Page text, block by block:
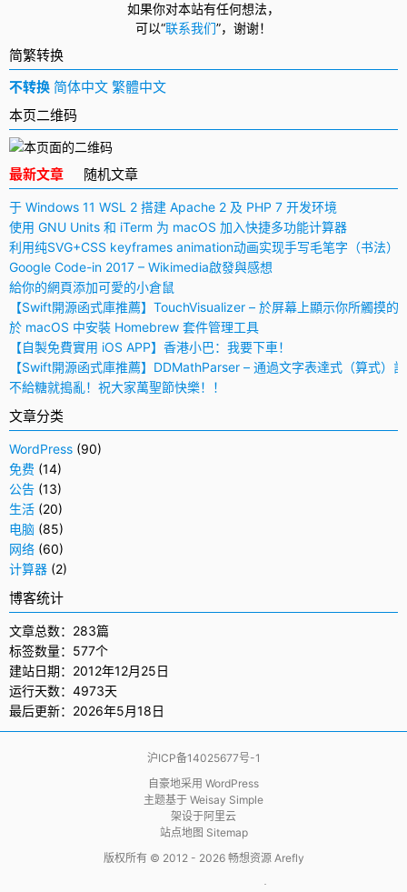
如果你对本站有任何想法，
可以“联系我们”， 谢谢！
简繁转换
不转换 简体中文 繁體中文
本页二维码
最新文章 随机文章
于 Windows 11 WSL 2 搭建 Apache 2 及 PHP 7 开发环境
使用 GNU Units 和 iTerm 为 macOS 加入快捷多功能计算器
利用纯SVG+CSS keyframes animation动画实现手写毛笔字（书法）
Google Code-in 2017 – Wikimedia啟發與感想
給你的網頁添加可愛的小倉鼠
【Swift開源函式庫推薦】TouchVisualizer – 於屏幕上顯示你所觸摸的
於 macOS 中安裝 Homebrew 套件管理工具
【自製免費實用 iOS APP】香港小巴：我要下車！
【Swift開源函式庫推薦】DDMathParser – 通過文字表達式（算式）
不給糖就搗亂！祝大家萬聖節快樂！！
文章分类
WordPress (90)
免费 (14)
公告 (13)
生活 (20)
电脑 (85)
网络 (60)
计算器 (2)
博客统计
文章总数：283篇
标签数量：577个
建站日期：2012年12月25日
运行天数：4973天
最后更新：2026年5月18日
沪ICP备14025677号-1
自豪地采用 WordPress
主题基于 Weisay Simple
架设于阿里云
站点地图 Sitemap
版权所有 © 2012 - 2026 畅想资源 Arefly
                     .